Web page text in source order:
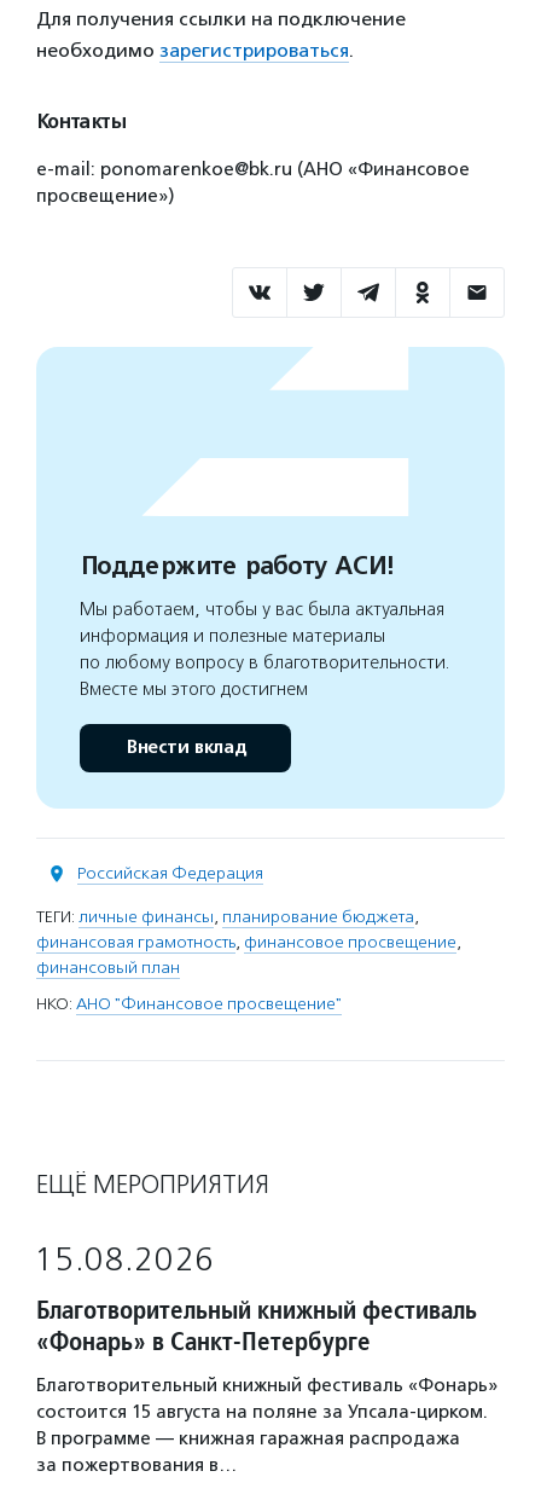
Для получения ссылки на подключение
необходимо зарегистрироваться.
Контакты
e-mail: ponomarenkoe@bk.ru (АНО «Финансовое
просвещение»)
Поддержите работу АСИ!
Мы работаем, чтобы у вас была актуальная
информация и полезные материалы
по любому вопросу в благотворительности.
Вместе мы этого достигнем
Внести вклад
Российская Федерация
ТЕГИ: личные финансы, планирование бюджета,
финансовая грамотность, финансовое просвещение,
финансовый план
НКО: АНО "Финансовое просвещение"
ЕЩЁ МЕРОПРИЯТИЯ
15.08.2026
Благотворительный книжный фестиваль
«Фонарь» в Санкт-Петербурге
Благотворительный книжный фестиваль «Фонарь»
состоится 15 августа на поляне за Упсала-цирком.
В программе — книжная гаражная распродажа
за пожертвования в…